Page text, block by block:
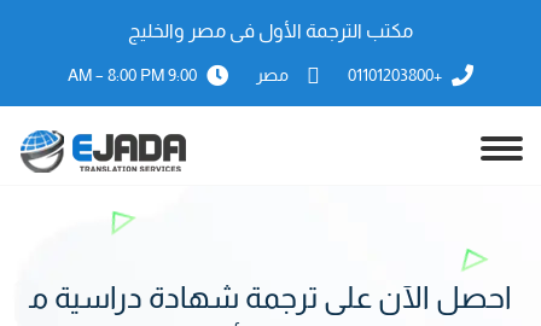
مكتب الترجمة الأول فى مصر والخليج
+01101203800 مصر 9:00 AM – 8:00 PM
احصل الآن على ترجمة شهادة دراسية م